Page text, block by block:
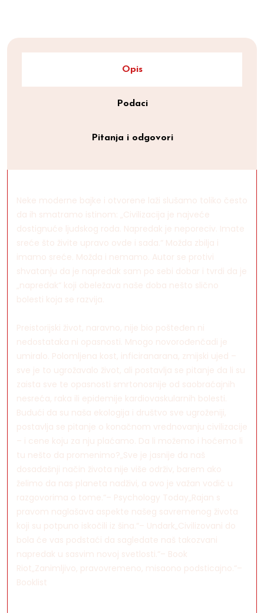
Opis
Podaci
Pitanja i odgovori
Neke moderne bajke i otvorene laži slušamo toliko često
da ih smatramo istinom: „Civilizacija je najveće
dostignuće ljudskog roda. Napredak je neporeciv. Imate
sreće što živite upravo ovde i sada.“ Možda zbilja i
imamo sreće. Možda i nemamo. Autor se protivi
shvatanju da je napredak sam po sebi dobar i tvrdi da je
„napredak“ koji obeležava naše doba nešto slično
bolesti koja se razvija.
Preistorijski život, naravno, nije bio pošteđen ni
nedostataka ni opasnosti. Mnogo novorođenčadi je
umiralo. Polomljena kost, inficiranarana, zmijski ujed –
sve je to ugrožavalo život, ali postavlja se pitanje da li su
zaista sve te opasnosti smrtonosnije od saobraćajnih
nesreća, raka ili epidemije kardiovaskularnih bolesti.
Budući da su naša ekologija i društvo sve ugroženiji,
postavlja se pitanje o konačnom vrednovanju civilizacije
– i cene koju za nju plaćamo. Da li možemo i hoćemo li
tu nešto da promenimo?„Sve je jasnije da naš
dosadašnji način života nije više održiv, barem ako
želimo da nas planeta nadživi, a ovo je važan vodič u
razgovorima o tome.“– Psychology Today„Rajan s
pravom naglašava aspekte našeg savremenog života
koji su potpuno iskočili iz šina.“– Undark„Civilizovani do
bola će vas podstaći da sagledate naš takozvani
napredak u sasvim novoj svetlosti.“– Book
Riot„Zanimljivo, pravovremeno, misaono podsticajno.“–
Booklist